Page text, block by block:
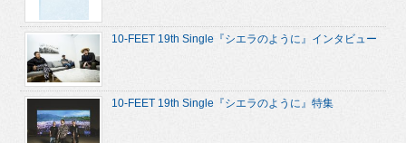
10-FEET 19th Single『シエラのように』インタビュー
10-FEET 19th Single『シエラのように』特集